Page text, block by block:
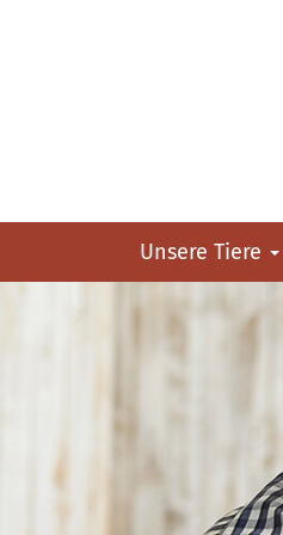
Unsere Tiere